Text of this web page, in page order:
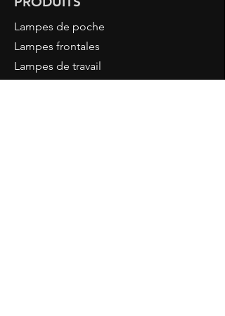
Poids : 525g
Dimensions : 247 x 68 x 96 mm
Lampes de poche
Lampes frontales
Lampes de travail